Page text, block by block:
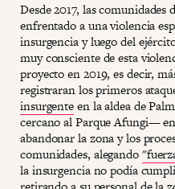
Desde 2017, las comunidades
enfrentado a una violencia
insurgencia y luego del
muy consciente de esta
proyecto en 2019, es decir,
registraran los primeros
insurgenteen la aldea de
cercano al Parque Afungi—
abandonar la zona y los
comunidades, alegando
la insurgencia no podía